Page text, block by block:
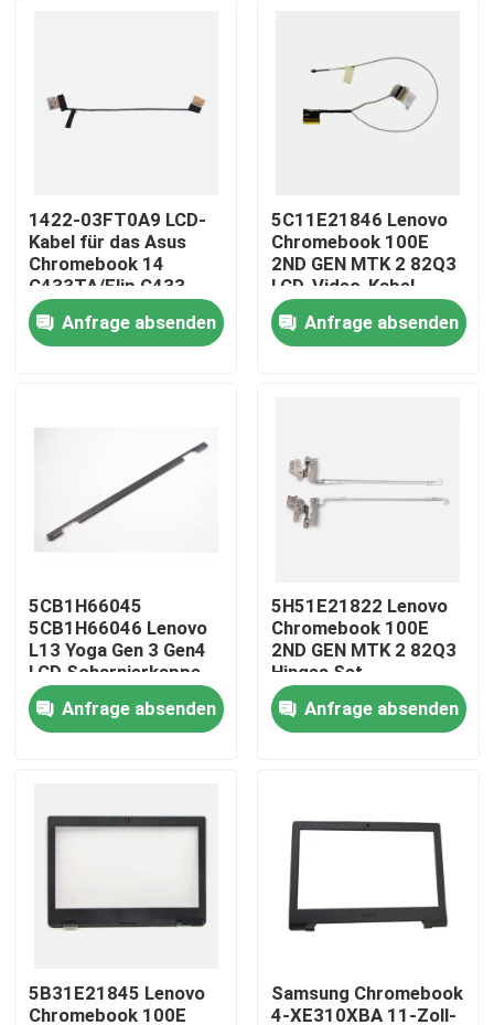
Kontakte
Produkte
Videos
Lenovo-LCD-Bildschirm-Ersatz
Macbook-LCD-Bildschirm-Ersatz
1422-03FT0A9 LCD-
Kabel für das Asus
Chromebook 14
C433TA/Flip C433
Anfrage absenden
5C11E21846 Lenovo
Chromebook 100E
2ND GEN MTK 2 82Q3
LCD-Video-Kabel
Anfrage absenden
5CB1H66045
5CB1H66046 Lenovo
L13 Yoga Gen 3 Gen4
LCD Scharnierkappe
Abdeckband
Anfrage absenden
5H51E21822 Lenovo
Chromebook 100E
2ND GEN MTK 2 82Q3
Hinges Set
Anfrage absenden
5B31E21845 Lenovo
Chromebook 100E
Samsung Chromebook
4-XE310XBA 11-Zoll-